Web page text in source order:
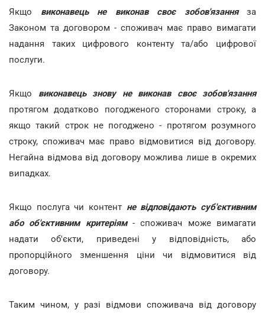
Якщо виконавець не виконав своє зобов'язанняза
Законом та договором - споживач має право вимагати
надання таких цифрового контенту та/або цифрової
послуги.
Якщо виконавець знову не виконав своє зобов'язання
протягом додатково погодженого сторонами строку, а
якщо такий строк не погоджено - протягом розумного
строку, споживач має право відмовитися від договору.
Негайна відмова від договору можлива лише в окремих
випадках.
Якщо послуга чи контент не відповідають суб'єктивним
або об'єктивним критеріям- споживач може вимагати
надати об'єкти, приведені у відповідність, або
пропорційного зменшення ціни чи відмовитися від
договору.
Таким чином, у разі відмови споживача від договору